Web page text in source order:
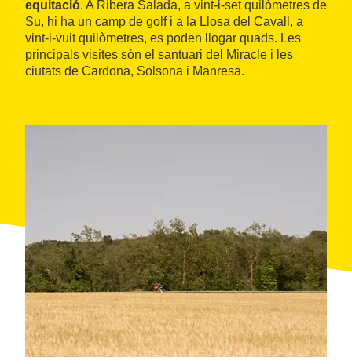
equitació. A Ribera Salada, a vint-i-set quilòmetres de
Su, hi ha un camp de golf i a la Llosa del Cavall, a
vint-i-vuit quilòmetres, es poden llogar quads. Les
principals visites són el santuari del Miracle i les
ciutats de Cardona, Solsona i Manresa.